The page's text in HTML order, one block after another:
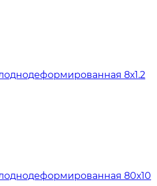
8х1.2
80х10